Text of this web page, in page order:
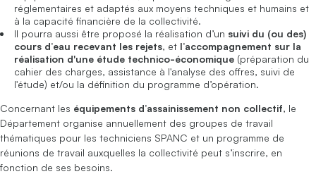
réglementaires et adaptés aux moyens techniques et humains et
à la capacité financière de la collectivité.
Il pourra aussi être proposé la réalisation d’un suivi du (ou des)
cours d’eau recevant les rejets, et l’accompagnement sur la
réalisation d'une étude technico-économique (préparation du
cahier des charges, assistance à l'analyse des offres, suivi de
l'étude) et/ou la définition du programme d’opération.
Concernant les équipements d’assainissement non collectif, le
Département organise annuellement des groupes de travail
thématiques pour les techniciens SPANC et un programme de
réunions de travail auxquelles la collectivité peut s’inscrire, en
fonction de ses besoins.